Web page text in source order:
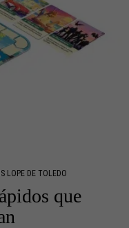
LOPE DE TOLEDO
que